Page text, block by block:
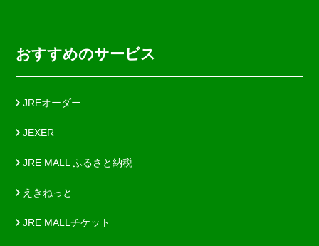
おすすめのサービス
JREオーダー
JEXER
JRE MALL ふるさと納税
えきねっと
JRE MALLチケット